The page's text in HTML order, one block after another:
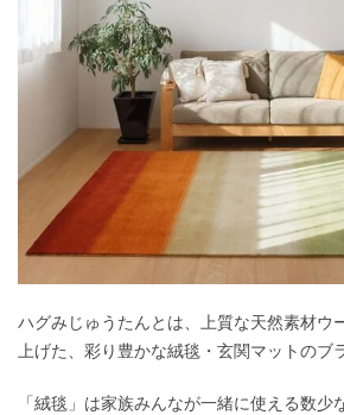
ハグみじゅうたんとは、上質な天然素材ウ
上げた、彩り豊かな絨毯・玄関マットのブ
「絨毯」は家族みんなが一緒に使える数少